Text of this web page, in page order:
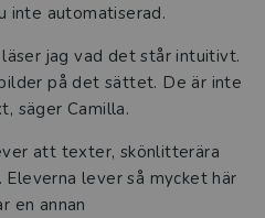
inte automatiserad.
jag vad det står intuitivt.
på det sättet. De är inte
säger Camilla.
att texter, skönlitterära
lever så mycket här
en annan